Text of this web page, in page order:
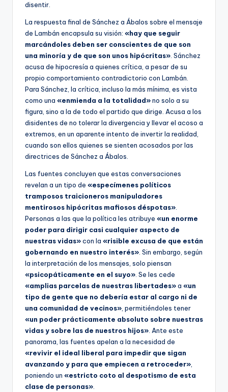
disentir.
La respuesta final de Sánchez a Ábalos sobre el mensaje
de Lambán encapsula su visión: «hay que seguir
marcándoles deben ser conscientes de que son
una minoría y de que son unos hipócritas» . Sánchez
acusa de hipocresía a quienes crítica, a pesar de su
propio comportamiento contradictorio con Lambán.
Para Sánchez, la crítica, incluso la más mínima, es vista
como una «enmienda a la totalidad»no solo a su
figura, sino a la de todo el partido que dirige. Acusa a los
disidentes de no tolerar la divergencia y llevar el acoso a
extremos, en un aparente intento de invertir la realidad,
cuando son ellos quienes se sienten acosados por las
directrices de Sánchez a Ábalos.
Las fuentes concluyen que estas conversaciones
revelan a un tipo de «especímenes políticos
tramposos traicioneros manipuladores
mentirosos hipócritas mafiosos déspotas»
Personas a las que la política les atribuye «un enorme
poder para dirigir casi cualquier aspecto de
nuestras vidas»con la «risible excusa de que están
gobernando en nuestro interés» . Sin embargo, según
la interpretación de los mensajes, solo piensan
«psicopáticamente en el suyo» . Se les cede
«amplias parcelas de nuestras libertades»a «un
tipo de gente que no debería estar al cargo ni de
una comunidad de vecinos» , permitiéndoles tener
«un poder prácticamente absoluto sobre nuestras
vidas y sobre las de nuestros hijos» . Ante este
panorama, las fuentes apelan a la necesidad de
«revivir el ideal liberal para impedir que sigan
avanzando y para que empiecen a retroceder»
poniendo un «estricto coto al despotismo de esta
clase de personas»